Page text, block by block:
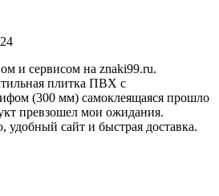
и сервисом на znaki99.ru.
плитка ПВХ с
(300 мм) самоклеящаяся прошло
превзошел мои ожидания.
удобный сайт и быстрая доставка.